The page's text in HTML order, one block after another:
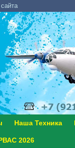
сайта
Наша Техника
2026